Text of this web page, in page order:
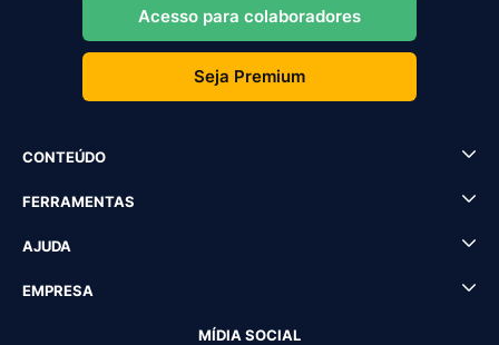
Acesso para colaboradores
Seja Premium
CONTEÚDO
FERRAMENTAS
AJUDA
EMPRESA
MÍDIA SOCIAL